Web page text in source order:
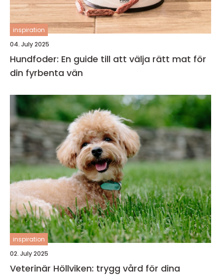
inspiration
04. July 2025
Hundfoder: En guide till att välja rätt mat för
din fyrbenta vän
inspiration
02. July 2025
Veterinär Höllviken: trygg vård för dina